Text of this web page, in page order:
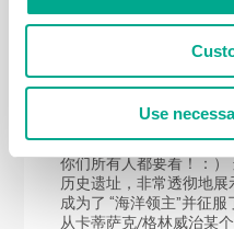
Use
有详细的汇报，我建议你
坝”保护伦敦免受洪水的
堤坝防御建筑群）。这
介绍的图片和记载： 卡
上博物馆： 这段行程距
才7公里。 因此加走一段
威治天文台游览是绝对
你们所有人都要看！：
历史遗址，非常透彻地
成为了 “海洋领主”并征
从卡蒂萨克/格林威治某